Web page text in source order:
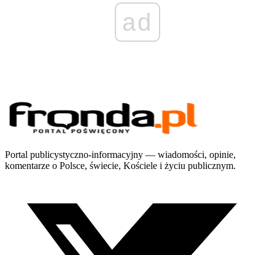
ad
Portal publicystyczno-informacyjny — wiadomości, opinie,
komentarze o Polsce, świecie, Kościele i życiu publicznym.